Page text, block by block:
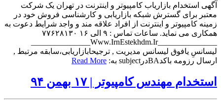
آگهی استخدام بازاریاب کامپیوتر و اینترنت در تهران یک شرکت
معتبر برای گسترش شبکه بازاریابی و کارشناسی فروش خود در
زمینه کامپیوتر و اینترنت از افراد علاقه مند و واجد شرایط دعوت به
همکاری می نماید. ساعات تماس : ۹ الی ۱۶ ۷۷۶۲۸۱۳۰
لیسانسِ یافوق لیسانس مدیریت , ترجیحابازاریابی،سابقه مرتبط ,
ارسال رزومه باکدBAدرsubject به:
Read More
استخدام مهندس کامپیوتر | ۱۷ بهمن ۹۴